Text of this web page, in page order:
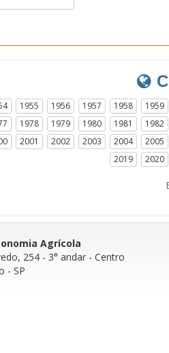
1955 1956 1957 1958 1959
1978 1979 1980 1981 1982
2001 2002 2003 2004 2005
2019
2020
Agrícola
254 - 3° andar - Centro
- SP